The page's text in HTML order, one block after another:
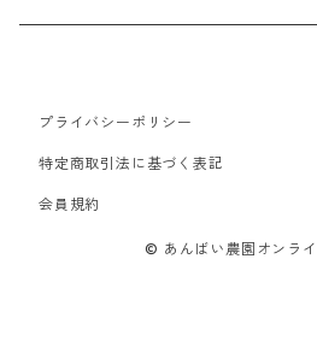
プライバシーポリシー
特定商取引法に基づく表記
会員規約
© あんばい農園オンラ